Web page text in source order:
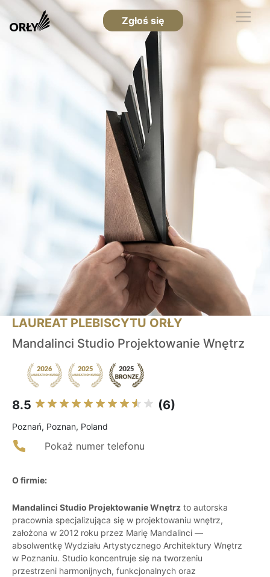
Zgłoś się
LAUREAT PLEBISCYTU ORŁY
Mandalinci Studio Projektowanie Wnętrz
8.5 (6)
Poznań, Poznan, Poland
Pokaż numer telefonu
O firmie:
Mandalinci Studio Projektowanie Wnętrz to autorska
pracownia specjalizująca się w projektowaniu wnętrz,
założona w 2012 roku przez Marię Mandalinci —
absolwentkę Wydziału Artystycznego Architektury Wnętrz
w Poznaniu. Studio koncentruje się na tworzeniu
przestrzeni harmonijnych, funkcjonalnych oraz